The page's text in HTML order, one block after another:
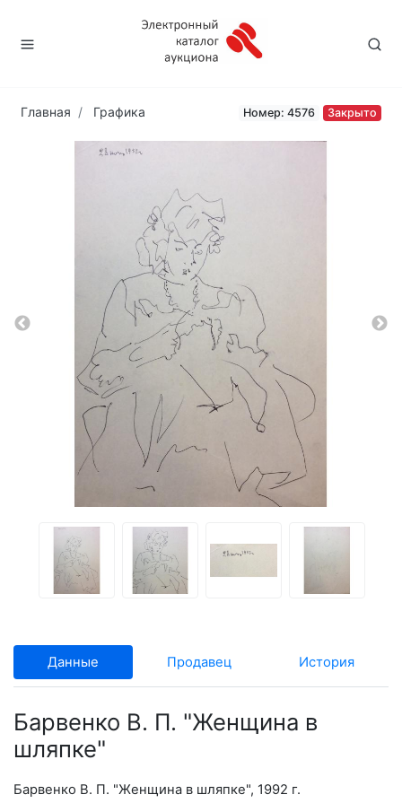
Главная Графика Номер: 4576 Закрыто
Данные Продавец История
Барвенко В. П. "Женщина в
шляпке"
Барвенко В. П. "Женщина в шляпке", 1992 г.